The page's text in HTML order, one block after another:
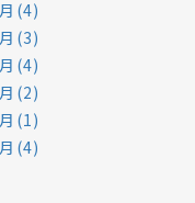
(4)
(3)
(4)
(2)
(1)
(4)